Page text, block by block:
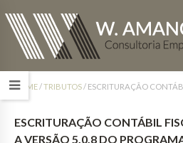
HOME/TRIBUTOS/ ESCRITURAÇÃO
ESCRITURAÇÃO CONTÁBIL
A VERSÃO 5.0.8 DO